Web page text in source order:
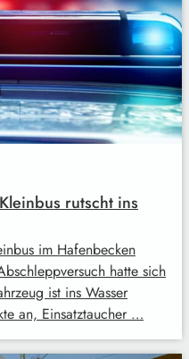
rutscht ins
im Hafenbecken
hatte sich
ist ins Wasser
an, Einsatztaucher …